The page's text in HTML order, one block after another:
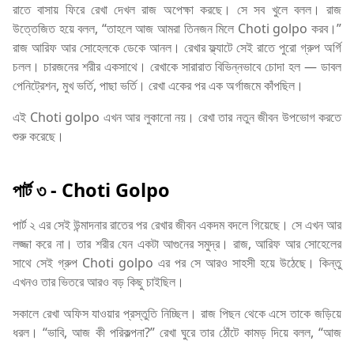
রাতে বাসায় ফিরে রেখা দেখল রাজ অপেক্ষা করছে। সে সব খুলে বলল। রাজ
উত্তেজিত হয়ে বলল, “তাহলে আজ আমরা তিনজন মিলে Choti golpo করব।”
রাজ আরিফ আর সোহেলকে ডেকে আনল। রেখার ফ্ল্যাটে সেই রাতে পুরো গ্রুপ অর্গি
চলল। চারজনের শরীর একসাথে। রেখাকে সারারাত বিভিন্নভাবে চোদা হল — ডাবল
পেনিট্রেশন, মুখ ভর্তি, পাছা ভর্তি। রেখা একের পর এক অর্গাজমে কাঁপছিল।
এই Choti golpo এখন আর লুকানো নয়। রেখা তার নতুন জীবন উপভোগ করতে
শুরু করেছে।
পার্ট ৩- Choti Golpo
পার্ট ২ এর সেই উন্মাদনার রাতের পর রেখার জীবন একদম বদলে গিয়েছে। সে এখন আর
লজ্জা করে না। তার শরীর যেন একটা আগুনের সমুদ্র। রাজ, আরিফ আর সোহেলের
সাথে সেই গ্রুপ Choti golpo এর পর সে আরও সাহসী হয়ে উঠেছে। কিন্তু
এখনও তার ভিতরে আরও বড় কিছু চাইছিল।
সকালে রেখা অফিস যাওয়ার প্রস্তুতি নিচ্ছিল। রাজ পিছন থেকে এসে তাকে জড়িয়ে
ধরল। “ভাবি, আজ কী পরিকল্পনা?” রেখা ঘুরে তার ঠোঁটে কামড় দিয়ে বলল, “আজ